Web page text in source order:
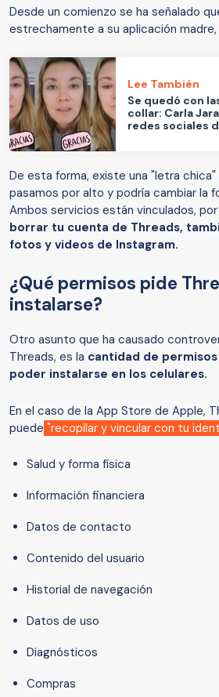
Desde un comienzo se ha señalado
estrechamente a su aplicación madre,
Lee También
Se quedó con
collar: Carla
redes sociales
De esta forma, existe una "letra
pasamos por alto y podría cambiar la
Ambos servicios están vinculados,
borrar tu cuenta de Threads,
fotos y videos de Instagram.
¿Qué permisos pide
instalarse?
Otro asunto que ha causado
Threads, es la cantidad de
poder instalarse en los celulares.
En el caso de la App Store de Apple,
puede "recopilar y vincular con tu
Salud y forma física
Información financiera
Datos de contacto
Contenido del usuario
Historial de navegación
Datos de uso
Diagnósticos
Compras